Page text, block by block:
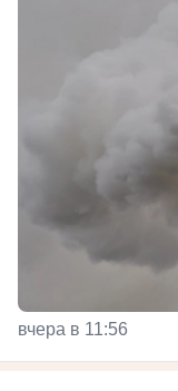
вчера в 11:56